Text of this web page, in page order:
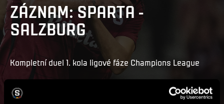
ZÁZNAM: SPARTA -
SALZBURG
Kompletní duel 1. kola ligové fáze Champions League